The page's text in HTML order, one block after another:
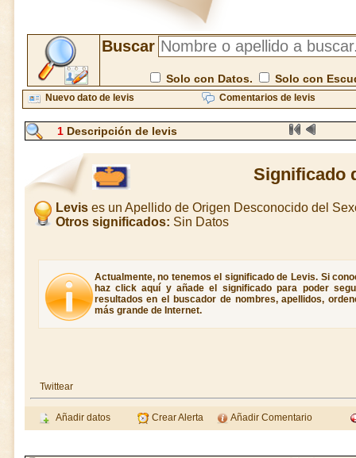
Buscar
Solo con Datos. Solo con
Nuevo dato de levis Comentarios de levis
1 Descripción de levis
Significado
Levises un Apellido de Origen Desconocido del
Otros significados: Sin Datos
Actualmente, no tenemos el significado de Levis. Si
haz click aquí y añade el significado para poder
resultados en el buscador de nombres, apellidos,
más grande de Internet.
Twittear
Añadir datos Crear Alerta Añadir Comentario